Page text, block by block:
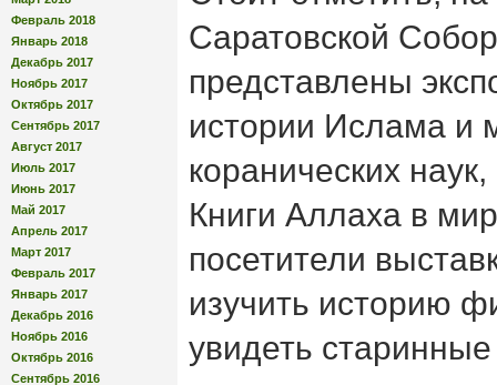
Февраль 2018
Январь 2018
Декабрь 2017
Ноябрь 2017
Октябрь 2017
Сентябрь 2017
Август 2017
Июль 2017
Июнь 2017
Май 2017
Апрель 2017
Март 2017
Февраль 2017
Январь 2017
Декабрь 2016
Ноябрь 2016
Октябрь 2016
Сентябрь 2016
Саратовской
представлены
истории Ислама и
коранических
Книги Аллаха в
посетители
изучить историю
увидеть